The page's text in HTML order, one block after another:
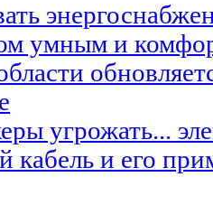
умным и
угрожать...
кабель и его